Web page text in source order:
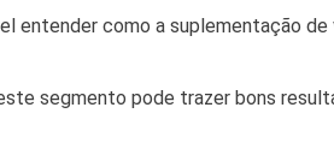
entender como a suplementação de
segmento pode trazer bons